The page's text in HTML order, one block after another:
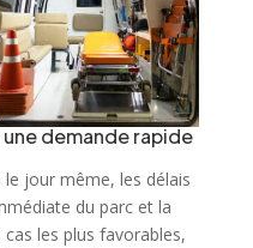
demande rapide
le jour même, les délais
du parc et la
les plus favorables,